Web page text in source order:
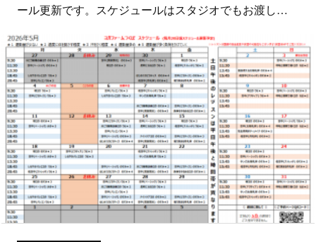
ール更新です。スケジュールはスタジオでもお渡し…